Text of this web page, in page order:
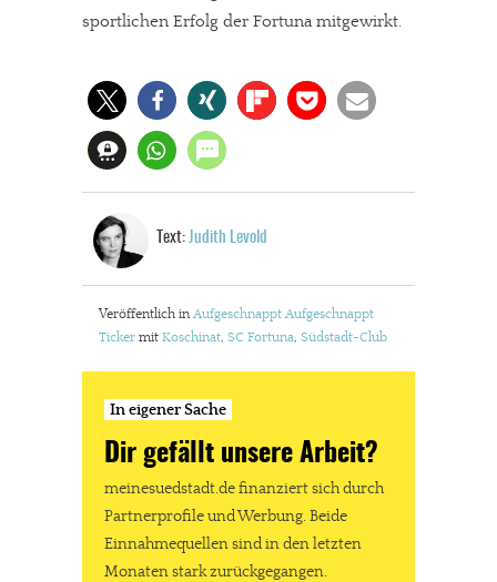
sportlichen Erfolg der Fortuna mitgewirkt.
Text: Judith Levold
Veröffentlich in Aufgeschnappt Aufgeschnappt
Ticker mit Koschinat SC Fortuna Südstadt-Club
In eigener Sache
Dir gefällt unsere Arbeit?
meinesuedstadt.de finanziert sich durch
Partnerprofile und Werbung. Beide
Einnahmequellen sind in den letzten
Monaten stark zurückgegangen.